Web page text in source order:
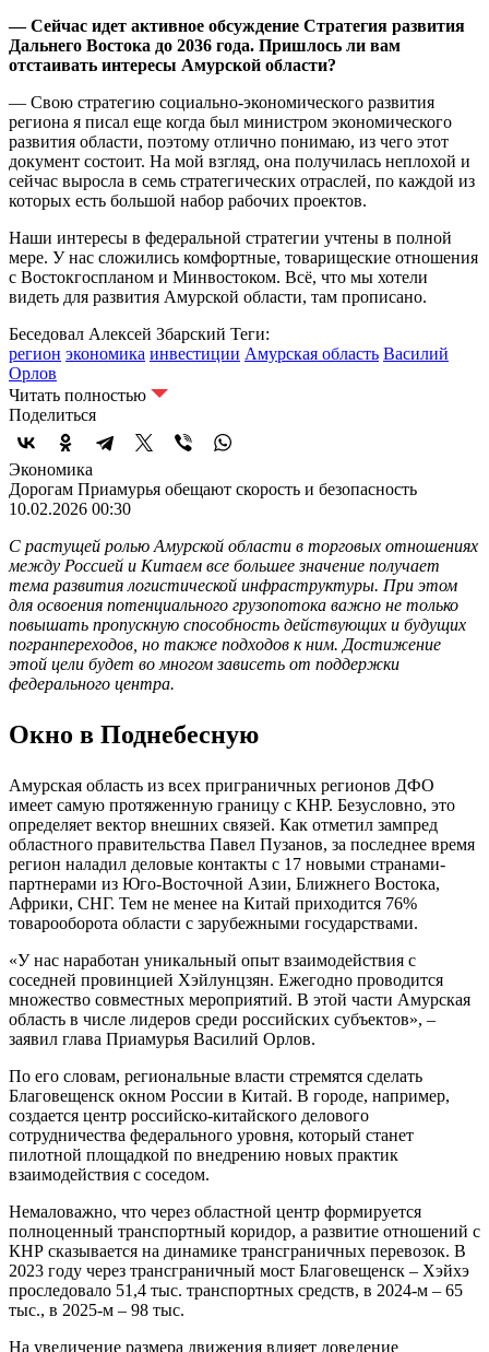
— Сейчас идет активное обсуждение Стратегия развития
Дальнего Востока до 2036 года. Пришлось ли вам
отстаивать интересы Амурской области?
— Свою стратегию социально-экономического развития
региона я писал еще когда был министром экономического
развития области, поэтому отлично понимаю, из чего этот
документ состоит. На мой взгляд, она получилась неплохой и
сейчас выросла в семь стратегических отраслей, по каждой из
которых есть большой набор рабочих проектов.
Наши интересы в федеральной стратегии учтены в полной
мере. У нас сложились комфортные, товарищеские отношения
с Востокгоспланом и Минвостоком. Всё, что мы хотели
видеть для развития Амурской области, там прописано.
Беседовал Алексей Збарский Теги:
регион экономика инвестиции Амурская область Василий
Орлов
Читать полностью
Поделиться
Экономика
Дорогам Приамурья обещают скорость и безопасность
10.02.2026 00:30
С растущей ролью Амурской области в торговых отношениях
между Россией и Китаем все большее значение получает
тема развития логистической инфраструктуры. При этом
для освоения потенциального грузопотока важно не только
повышать пропускную способность действующих и будущих
погранпереходов, но также подходов к ним. Достижение
этой цели будет во многом зависеть от поддержки
федерального центра.
Окно в Поднебесную
Амурская область из всех приграничных регионов ДФО
имеет самую протяженную границу с КНР. Безусловно, это
определяет вектор внешних связей. Как отметил зампред
областного правительства Павел Пузанов, за последнее время
регион наладил деловые контакты с 17 новыми странами-
партнерами из Юго-Восточной Азии, Ближнего Востока,
Африки, СНГ. Тем не менее на Китай приходится 76%
товарооборота области с зарубежными государствами.
«У нас наработан уникальный опыт взаимодействия с
соседней провинцией Хэйлунцзян. Ежегодно проводится
множество совместных мероприятий. В этой части Амурская
область в числе лидеров среди российских субъектов», –
заявил глава Приамурья Василий Орлов.
По его словам, региональные власти стремятся сделать
Благовещенск окном России в Китай. В городе, например,
создается центр российско-китайского делового
сотрудничества федерального уровня, который станет
пилотной площадкой по внедрению новых практик
взаимодействия с соседом.
Немаловажно, что через областной центр формируется
полноценный транспортный коридор, а развитие отношений с
КНР сказывается на динамике трансграничных перевозок. В
2023 году через трансграничный мост Благовещенск – Хэйхэ
проследовало 51,4 тыс. транспортных средств, в 2024-м – 65
тыс., в 2025-м – 98 тыс.
На увеличение размера движения влияет доведение